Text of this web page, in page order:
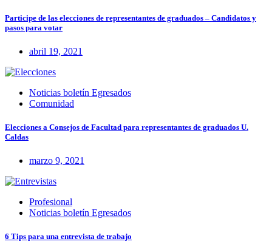
Participe de las elecciones de representantes de graduados – Candidatos y
pasos para votar
abril 19, 2021
Noticias boletín Egresados
Comunidad
Elecciones a Consejos de Facultad para representantes de graduados U.
Caldas
marzo 9, 2021
Profesional
Noticias boletín Egresados
6 Tips para una entrevista de trabajo